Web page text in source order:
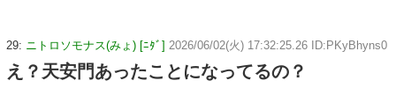
29: ニトロソモナス(みょ) [ﾆﾀﾞ] 2026/06/02(火) 17:32:25.26 ID:PKyBhyns0
え？天安門あったことになってるの？